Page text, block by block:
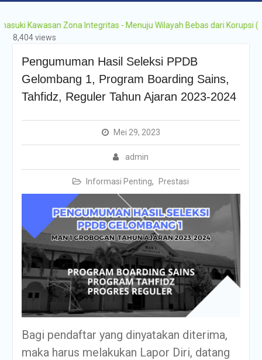
Boarding Sains,
2026-2027
Kawasan Zona Integritas - Menuju Wilayah Bebas dari Korupsi
8,404 views
Pengumuman Hasil Seleksi PPDB
Gelombang 1, Program Boarding Sains,
Tahfidz, Reguler Tahun Ajaran 2023-2024
Mei 29, 2023
admin
Informasi Penting, Prestasi
Bagi pendaftar yang dinyatakan diterima,
maka harus melakukan Lapor Diri, datang